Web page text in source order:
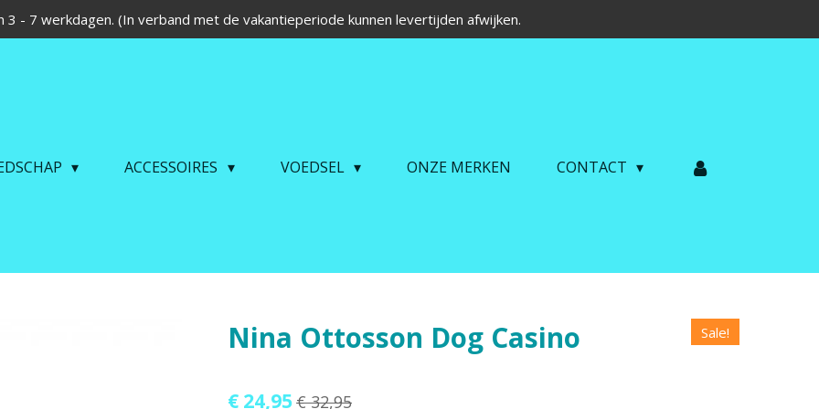
3 - 7 werkdagen. (In verband met de vakantieperiode kunnen levertijden afwijken.
ACCESSOIRES VOEDSEL ONZE MERKEN CONTACT
Nina Ottosson Dog Casino Sale!
€ 24,95€ 32,95